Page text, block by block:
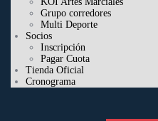
Grupo corredores
Multi Deporte
Socios
Inscripción
Pagar Cuota
Tienda Oficial
Cronograma